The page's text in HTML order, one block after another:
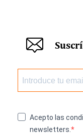
Acepto las
newsletters.